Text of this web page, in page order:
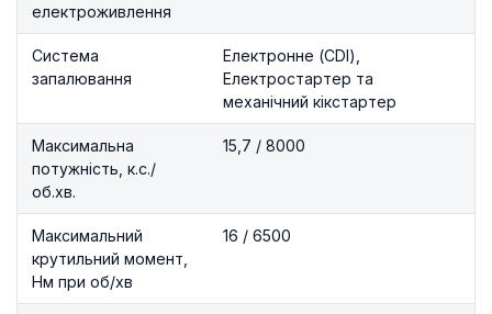
електроживлення
Система
запалювання
Електронне (CDI),
Електростартер та
механічний кікстартер
Максимальна
потужність, к.с./
об.хв.
15,7 / 8000
Максимальний
крутильний момент,
Нм при об/хв
16 / 6500